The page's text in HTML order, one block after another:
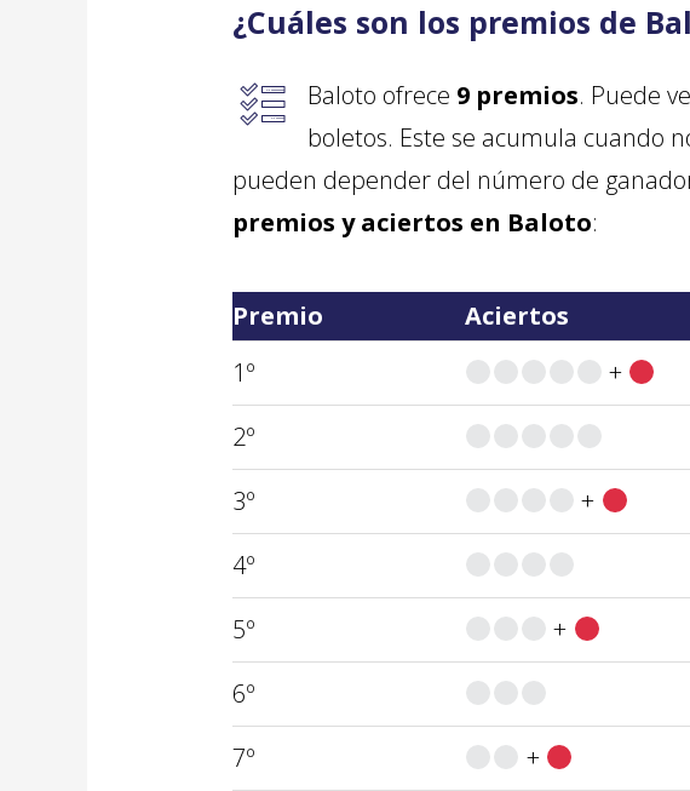
¿Cuáles son los premios de
Baloto ofrece 9 premios. Puede
boletos. Este se acumula cuando
pueden depender del número de
premios y aciertos en Baloto:
Premio Aciertos
1º
+
2º
3º
+
4º
5º
+
6º
7º
+